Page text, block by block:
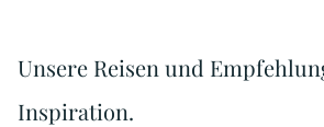
Unsere Reisen und
Inspiration.